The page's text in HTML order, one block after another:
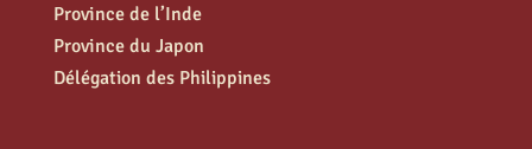
Province de l’Inde
Province du Japon
Délégation des Philippines